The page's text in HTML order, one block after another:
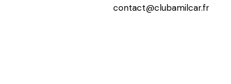
contact@clubamilcar.fr